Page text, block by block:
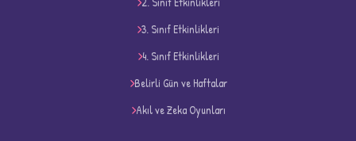
3. Sınıf Etkinlikleri
4. Sınıf Etkinlikleri
Belirli Gün ve Haftalar
Akıl ve Zeka Oyunları